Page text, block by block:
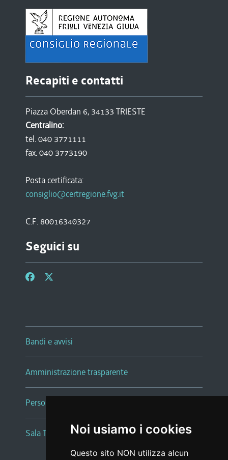
Noi usiamo i cookies
Questo sito NON utilizza alcun
Recapiti e contatti
Piazza Oberdan 6, 34133 TRIESTE
Centralino:
tel. 040 3771111
fax. 040 3773190
Posta certificata:
consiglio@certregione.fvg.it
C.F. 80016340327
Seguici su
Bandi e avvisi
Amministrazione trasparente
Persone e Uffici
Sala Tiziano Tessitori